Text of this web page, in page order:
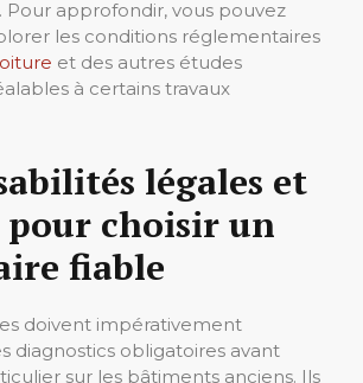
Pour approfondir, vous pouvez
les conditions réglementaires
et des autres études
à certains travaux
légales et
choisir un
fiable
doivent impérativement
diagnostics obligatoires avant
sur les bâtiments anciens. Ils